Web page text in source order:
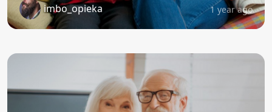
imbo_opieka 1 year ago